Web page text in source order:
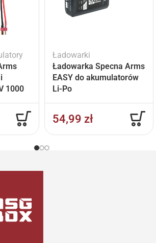
1000
Ładowarki
Ładowarka Specna Arms
EASY do akumulatorów
Li-Po
54,99 zł